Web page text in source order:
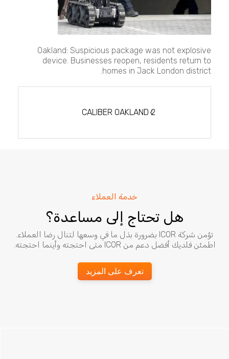
Oakland: Suspicious package was not explosive
device. Businesses reopen, residents return to
homes in Jack London district.
CALIBER OAKLAND 2
خدمة العملاء
هل تحتاج إلى مساعدة؟
تؤمن شركة ICOR بضرورة بذل ما في وسعها لتنال رضا العملاء.
اطمئن فلديك أفضل دعم من ICOR متى احتجته وأينما احتجته.
تعرف على المزيد